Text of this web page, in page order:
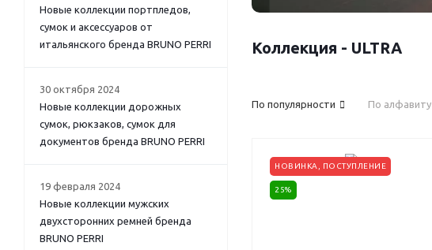
Коллекция - ULTRA
По популярности По алфавиту
НОВИНКА, ПОСТУПЛЕНИЕ
25%
Новые коллекции портпледов,
сумок и аксессуаров от
итальянского бренда BRUNO PERRI
30 октября 2024
Новые коллекции дорожных
сумок, рюкзаков, сумок для
документов бренда BRUNO PERRI
19 февраля 2024
Новые коллекции мужских
двухсторонних ремней бренда
BRUNO PERRI